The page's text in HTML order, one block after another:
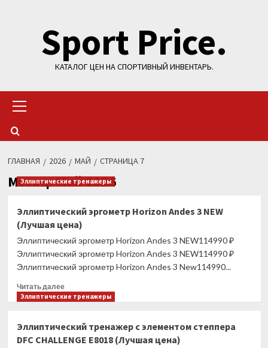
содержимомуSport Price.
КАТАЛОГ ЦЕН НА СПОРТИВНЫЙ ИНВЕНТАРЬ.
меню
ГЛАВНАЯ 2026 МАЙ СТРАНИЦА 7
Месяц:Май 2026
Эллиптические тренажеры
Эллиптический эргометр Horizon Andes 3 NEW
(Лучшая цена)
Эллиптический эргометр Horizon Andes 3 NEW114990 ₽
Эллиптический эргометр Horizon Andes 3 NEW114990 ₽
Эллиптический эргометр Horizon Andes 3 New114990...
Читать далееПрочитать
больше
эргометр
Horizon
Эллиптические тренажеры
Эллиптический тренажер с элементом степпера
DFC CHALLENGE E8018 (Лучшая цена)